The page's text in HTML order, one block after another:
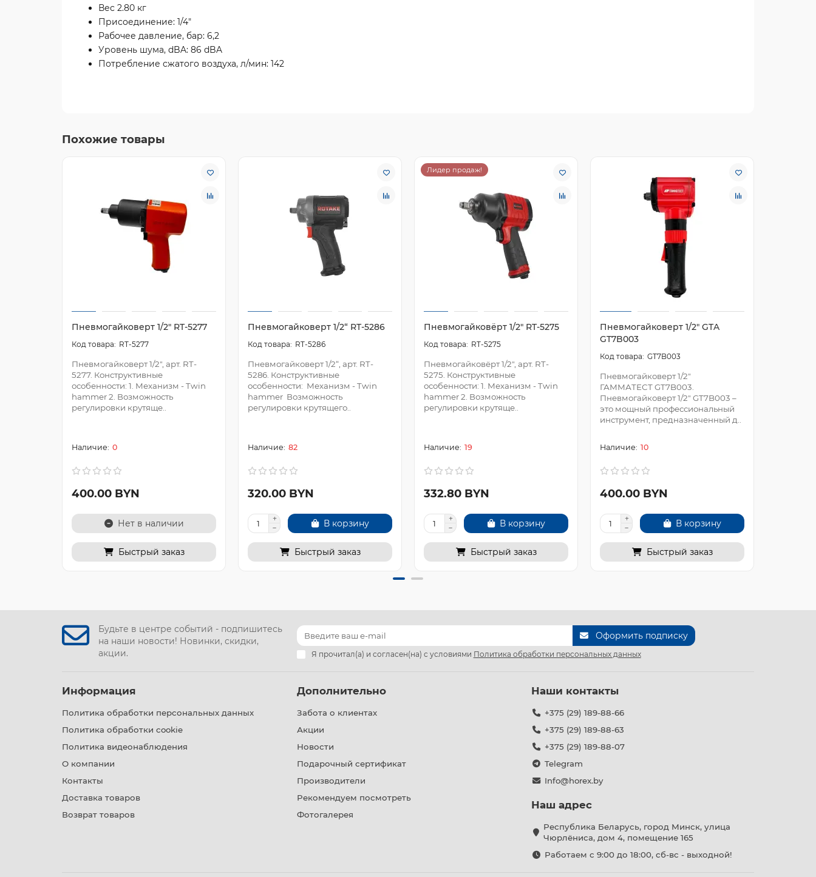
Вес 2.80 кг
Присоединение: 1/4"
Рабочее давление, бар: 6,2
Уровень шума, dBA: 86 dBA
Потребление сжатого воздуха, л/мин: 142
Похожие товары
Пневмогайковерт 1/2" RT-5277
RT-5277
Пневмогайковерт 1/2", арт. RT-
5277. Конструктивные
особенности: 1. Механизм - Twin
hammer 2. Возможность
регулировки крутяще..
0
400.00 BYN
Нет в наличии
Быстрый заказ
Пневмогайковерт 1/2“ RT-5286
RT-5286
Пневмогайковерт 1/2“, арт. RT-
5286. Конструктивные
особенности: Механизм - Twin
hammer Возможность
регулировки крутящего..
82
320.00 BYN
В корзину
Быстрый заказ
Лидер продаж!
Пневмогайковёрт 1/2" RT-5275
RT-5275
Пневмогайковёрт 1/2", арт. RT-
5275. Конструктивные
особенности: 1. Механизм - Twin
hammer 2. Возможность
регулировки крутяще..
19
332.80 BYN
В корзину
Быстрый заказ
Пневмогайковерт 1/2" GTA
GT7B003
GT7B003
Пневмогайковерт 1/2"
ГАММАТЕСТ GT7B003.
Пневмогайковерт 1/2" GT7B003 –
это мощный профессиональный
инструмент, предназначенный д..
10
400.00 BYN
В корзину
Быстрый заказ
Будьте в центре событий - подпишитесь
на наши новости! Новинки, скидки,
акции.
Оформить подписку
Я прочитал(а) и согласен(на) с условиями Политика обработки персональных данных
Информация
Политика обработки персональных данных
Политика обработки cookie
Политика видеонаблюдения
О компании
Контакты
Доставка товаров
Возврат товаров
Дополнительно
Забота о клиентах
Акции
Новости
Подарочный сертификат
Производители
Рекомендуем посмотреть
Фотогалерея
Наши контакты
+375 (29) 189-88-66
+375 (29) 189-88-63
+375 (29) 189-88-07
Telegram
Info@horex.by
Наш адрес
Республика Беларусь, город Минск, улица
Чюрлёниса, дом 4, помещение 165
Работаем с 9:00 до 18:00, сб-вс - выходной!